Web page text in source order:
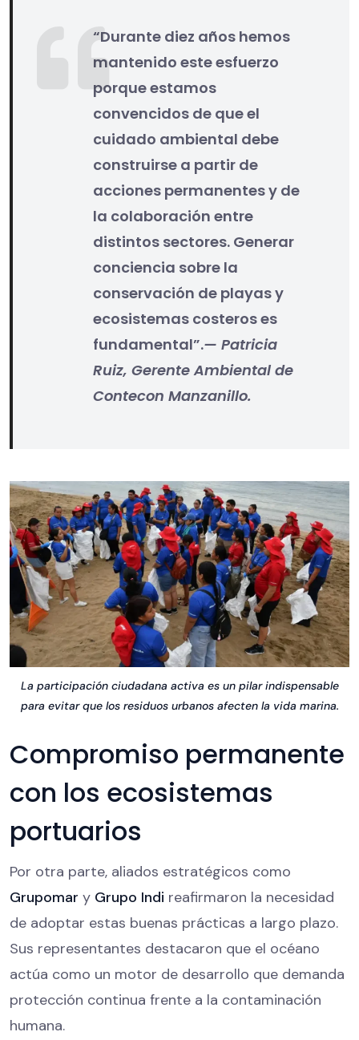
“Durante diez años hemos
mantenido este esfuerzo
porque estamos
convencidos de que el
cuidado ambiental debe
construirse a partir de
acciones permanentes y de
la colaboración entre
distintos sectores. Generar
conciencia sobre la
conservación de playas y
ecosistemas costeros es
fundamental”.— Patricia
Ruiz, Gerente Ambiental de
Contecon Manzanillo.
La participación ciudadana activa es un pilar indispensable
para evitar que los residuos urbanos afecten la vida marina.
Compromiso permanente
con los ecosistemas
portuarios
Por otra parte, aliados estratégicos como
Grupomar y Grupo Indi reafirmaron la necesidad
de adoptar estas buenas prácticas a largo plazo.
Sus representantes destacaron que el océano
actúa como un motor de desarrollo que demanda
protección continua frente a la contaminación
humana.